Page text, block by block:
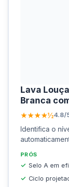
Lava
Branca
★★★★½4.8/
Identifica o
PRÓS
Selo A em
Ciclo